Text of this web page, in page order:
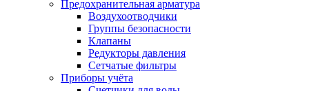
Предохранительная арматура
Воздухоотводчики
Группы безопасности
Клапаны
Редукторы давления
Сетчатые фильтры
Приборы учёта